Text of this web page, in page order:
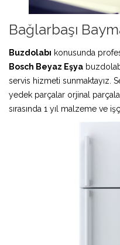
Bağlarbaşı
Buzdolabı konusunda
Bosch Beyaz Eşya
servis hizmeti sunmaktayız.
yedek parçalar orjinal
sırasında 1 yıl malzeme ve